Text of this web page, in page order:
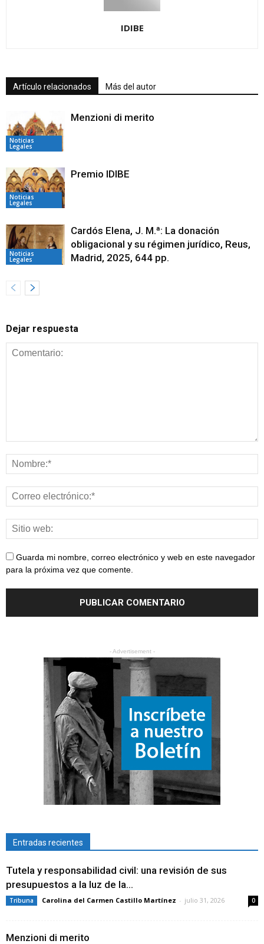
IDIBE
Artículo relacionados Más del autor
Noticias
Legales
Menzioni di merito
Noticias
Legales
Premio IDIBE
Noticias
Legales
Cardós Elena, J. M.ª: La donación
obligacional y su régimen jurídico, Reus,
Madrid, 2025, 644 pp.
Dejar respuesta
Guarda mi nombre, correo electrónico y web en este navegador
para la próxima vez que comente.
- Advertisement -
Entradas recientes
Tutela y responsabilidad civil: una revisión de sus
presupuestos a la luz de la...
Tribuna Carolina del Carmen Castillo Martínez - julio 31, 2026 0
Menzioni di merito